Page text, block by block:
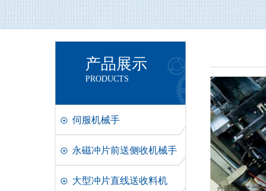
产品展示
PRODUCTS
伺服机械手
永磁冲片前送侧收机械手
大型冲片直线送收料机